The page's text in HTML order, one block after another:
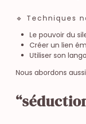
🔹 Techniques
Le pouvoir du
Créer un lien
Utiliser son
Nous abordons